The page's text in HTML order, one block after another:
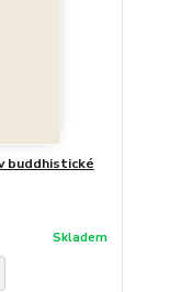
buddhistické
Skladem